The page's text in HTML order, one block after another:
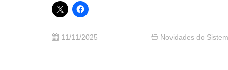
11/11/2025 Novidades do